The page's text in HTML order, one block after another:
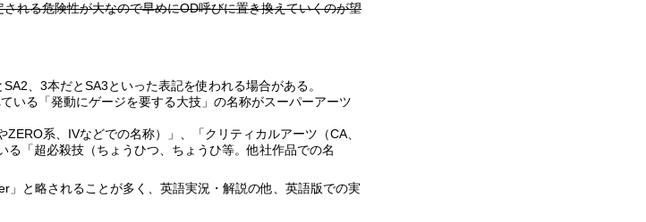
れる危険性が大なので早めにOD呼びに置き換えていくのが望
、3本だとSA3といった表記を使われる場合がある。
いる「発動にゲージを要する大技」の名称がスーパーアーツ
系、IVなどでの名称）」、「クリティカルアーツ（CA、
「超必殺技（ちょうひつ、ちょうひ等。他社作品での名
と略されることが多く、英語実況・解説の他、英語版での実